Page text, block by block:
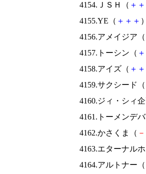
4154.ＪＳＨ（ ＋ ＋
4155.YE（ ＋ ＋ ＋
4156.アメイジア（
4157.トーシン（ ＋
4158.アイズ（ ＋ ＋
4159.サクシード（
4160.ジィ・シィ
4161.トーメンデ
4162.かさくま（ －
4163.エターナル
4164.アルトナー（